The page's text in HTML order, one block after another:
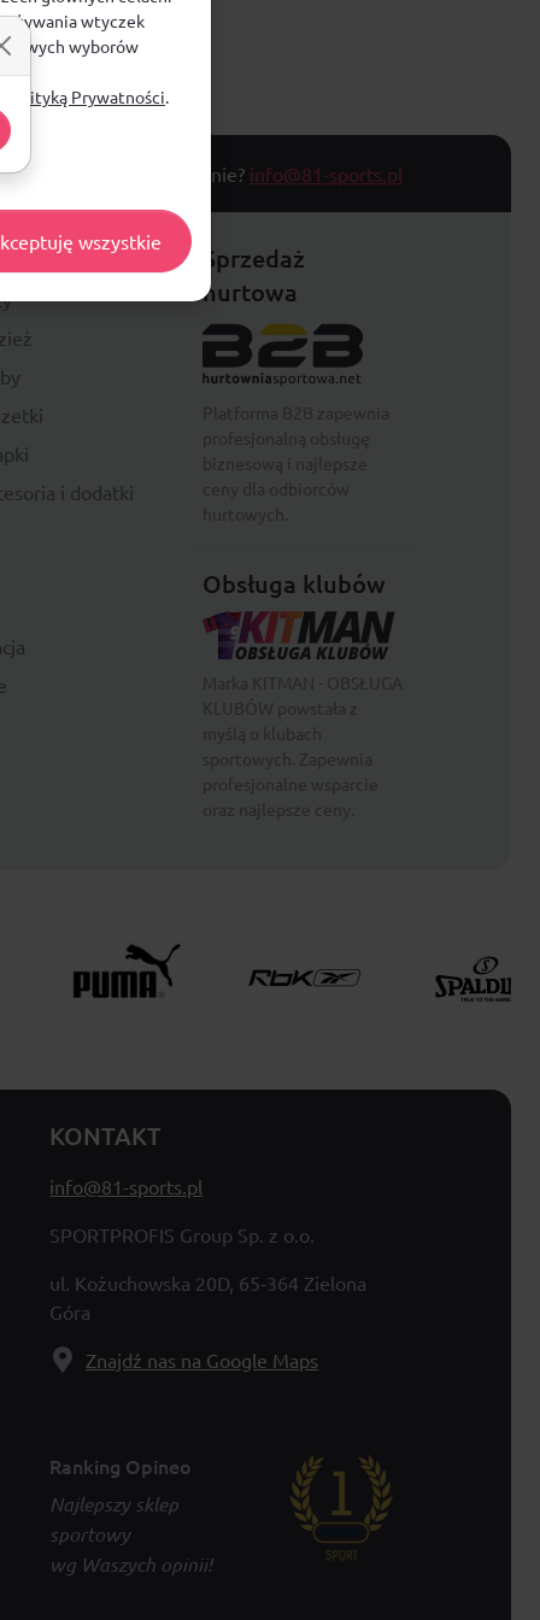
Masz pytanie? info@81-sports.pl
i dodatki
Sprzedaż
hurtowa
Obsługa klubów
KONTAKT
info@81-sports.pl
SPORTPROFIS Group Sp. z o.o.
ul. Kożuchowska 20D, 65-364 Zielona
Góra
Znajdź nas na Google Maps
Ranking Opineo
Najlepszy sklep
sportowy
wg Waszych opinii!
używania wtyczek
wyborów
Polityką Prywatności
wszystkie